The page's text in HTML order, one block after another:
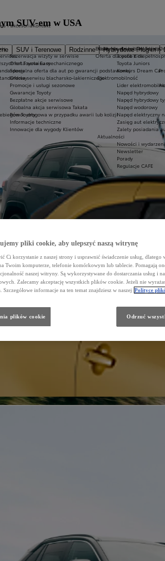
SUV i Terenowe Rodzinne Hybrydowe Plug-in
Ekobonus dla hybryd Toyoty
Oferta dla osób z
Toyoty
Kluby dla dzieci i młodzieży
Toyota Kids
Toyota Juniors
Konkurs Dream Car
Elektromobilność
Lider
Napęd hybrydowy
Napęd hybrydowy
Napęd wodorowy
Napęd elektryczny
Zasięg aut
Zalety posiadania
Aktualności
Nowości i
Newsletter
Porady
Regulacje CAFE
rat Toyota Easy
i akcesoria
Rezerwacja wizyty w serwisie
Oferta serwisu mechanicznego
Specjalna oferta dla aut po gwarancji podstawowej
Oferta serwisu blacharsko-lakierniczego
Promocje i usługi sezonowe
Gwarancje Toyoty
Bezpłatne akcje serwisowe
Globalna akcja serwisowa Takata
Pomoc drogowa w przypadku awarii lub kolizji
Informacje techniczne
Innowacje dla wygody Klientów
Kontakt
SUV-em w USA
pliki cookie, aby ulepszyć naszą witrynę
Ci korzystanie z naszej strony i usprawnić świadczenie usług,
Twoim komputerze, telefonie komórkowym lub tablecie. Pomagają
naszej witryny. Są wykorzystywane do dostarczania usług i
Zalecamy akceptację wszystkich plików cookie. Jeżeli nie
Szczegółowe informacje na ten temat znajdziesz w naszej Polityce
Odrzuć
plików cookie